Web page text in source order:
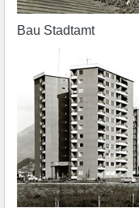
Bau Stadtamt